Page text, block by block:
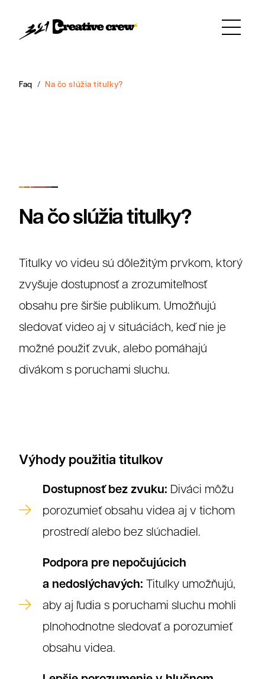
Faq Na čo slúžia titulky?
Na čo slúžia titulky?
Titulky vo videu sú dôležitým prvkom, ktorý
zvyšuje dostupnosť a zrozumiteľnosť
obsahu pre širšie publikum. Umožňujú
sledovať video aj v situáciách, keď nie je
možné použiť zvuk, alebo pomáhajú
divákom s poruchami sluchu.
Výhody použitia titulkov
Dostupnosť bez zvuku: Diváci môžu
porozumieť obsahu videa aj v tichom
prostredí alebo bez slúchadiel.
Podpora pre nepočujúcich
a nedoslýchavých: Titulky umožňujú,
aby aj ľudia s poruchami sluchu mohli
plnohodnotne sledovať a porozumieť
obsahu videa.